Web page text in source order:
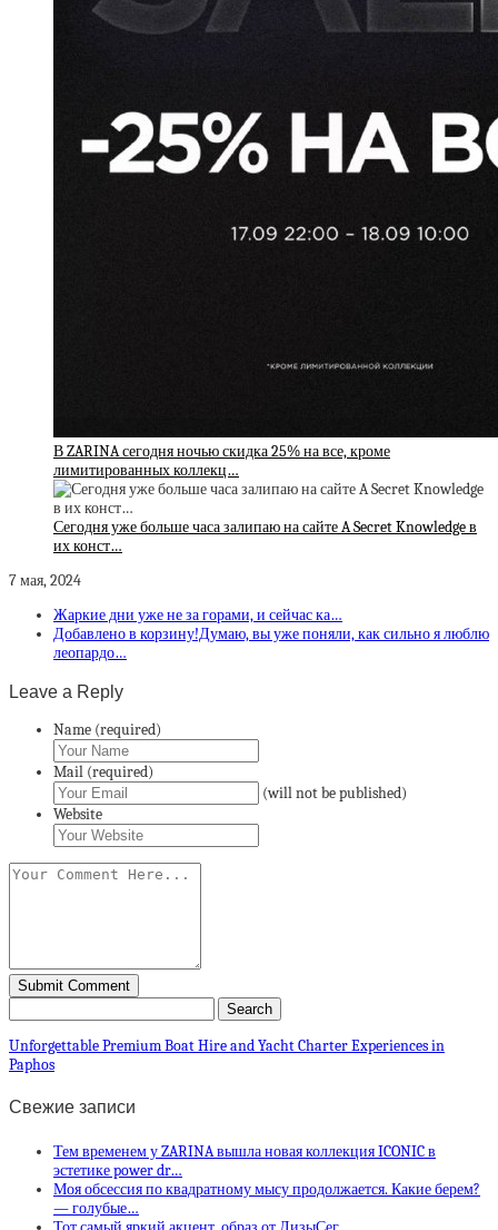
В ZARINA сегодня ночью скидка 25% на все, кроме
лимитированных коллекц…
Сегодня уже больше часа залипаю на сайте A Secret Knowledge в
их конст…
7 мая, 2024
Жаркие дни уже не за горами, и сейчас ка…
Добавлено в корзину!Думаю, вы уже поняли, как сильно я люблю
леопардо…
Leave a Reply
Name (required)
Mail (required)
(will not be published)
Website
Unforgettable Premium Boat Hire and Yacht Charter Experiences in
Paphos
Свежие записи
Тем временем у ZARINA вышла новая коллекция ICONIC в
эстетике power dr…
Моя обсессия по квадратному мысу продолжается. Какие берем?
— голубые…